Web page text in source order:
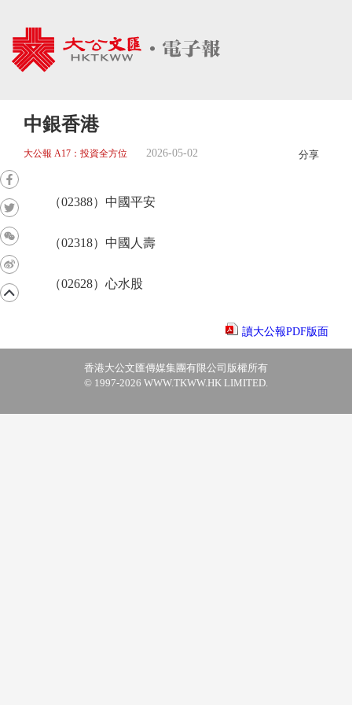
中銀香港
大公報 A17：投資全方位 2026-05-02 分享
（02388）中國平安
（02318）中國人壽
（02628）心水股
讀大公報PDF版面
香港大公文匯傳媒集團有限公司版權所有
© 1997-2026 WWW.TKWW.HK LIMITED.